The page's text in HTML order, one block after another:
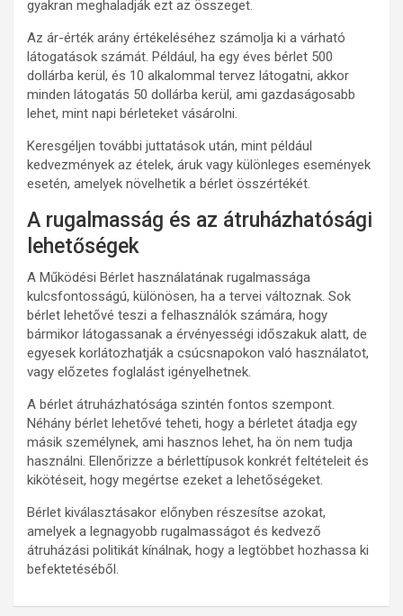
gyakran meghaladják ezt az összeget.
Az ár-érték arány értékeléséhez számolja ki a várható
látogatások számát. Például, ha egy éves bérlet 500
dollárba kerül, és 10 alkalommal tervez látogatni, akkor
minden látogatás 50 dollárba kerül, ami gazdaságosabb
lehet, mint napi bérleteket vásárolni.
Keresgéljen további juttatások után, mint például
kedvezmények az ételek, áruk vagy különleges események
esetén, amelyek növelhetik a bérlet összértékét.
A rugalmasság és az átruházhatósági
lehetőségek
A Működési Bérlet használatának rugalmassága
kulcsfontosságú, különösen, ha a tervei változnak. Sok
bérlet lehetővé teszi a felhasználók számára, hogy
bármikor látogassanak a érvényességi időszakuk alatt, de
egyesek korlátozhatják a csúcsnapokon való használatot,
vagy előzetes foglalást igényelhetnek.
A bérlet átruházhatósága szintén fontos szempont.
Néhány bérlet lehetővé teheti, hogy a bérletet átadja egy
másik személynek, ami hasznos lehet, ha ön nem tudja
használni. Ellenőrizze a bérlettípusok konkrét feltételeit és
kikötéseit, hogy megértse ezeket a lehetőségeket.
Bérlet kiválasztásakor előnyben részesítse azokat,
amelyek a legnagyobb rugalmasságot és kedvező
átruházási politikát kínálnak, hogy a legtöbbet hozhassa ki
befektetéséből.